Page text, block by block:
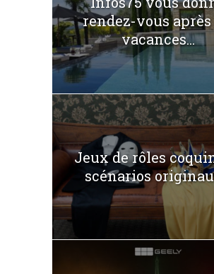
rendez-vous après
vacances...
Jeux de rôles
scénarios